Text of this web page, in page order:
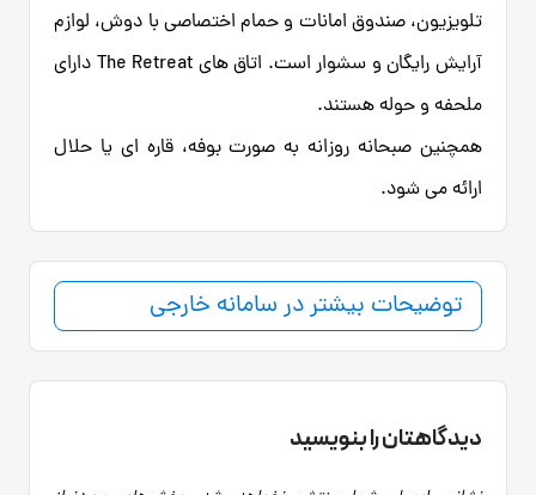
تلویزیون، صندوق امانات و حمام اختصاصی با دوش، لوازم
آرایش رایگان و سشوار است. اتاق‌ های The Retreat دارای
ملحفه و حوله هستند.
همچنین صبحانه روزانه به صورت بوفه، قاره ای یا حلال
ارائه می شود.
توضیحات بیشتر در سامانه خارجی
دیدگاهتان را بنویسید